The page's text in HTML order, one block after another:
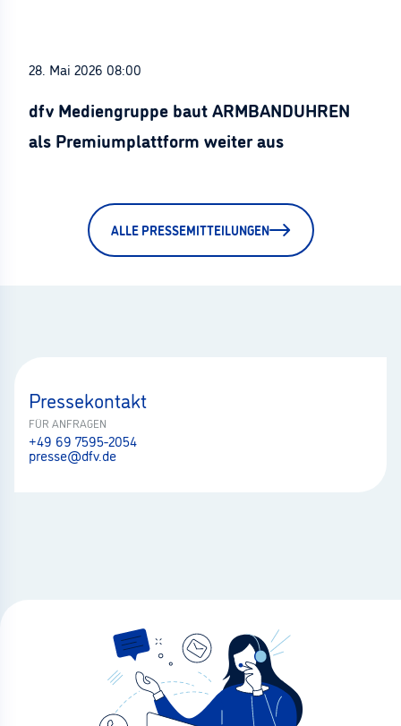
28. Mai 2026 08:00
dfv Mediengruppe baut ARMBANDUHREN
als Premiumplattform weiter aus
ALLE PRESSEMITTEILUNGEN
Pressekontakt
FÜR ANFRAGEN
+49 69 7595-2054
presse@dfv.de